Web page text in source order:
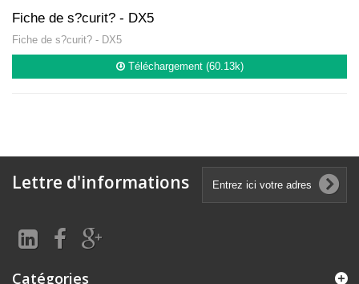
Fiche de s?curit? - DX5
Fiche de s?curit? - DX5
Téléchargement (60.13k)
Lettre d'informations
Catégories